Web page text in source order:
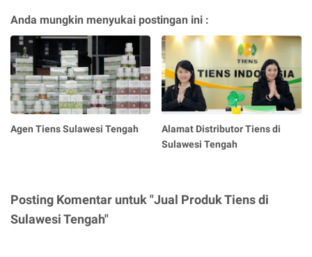
Anda mungkin menyukai postingan ini :
Agen Tiens Sulawesi Tengah
Alamat Distributor Tiens di
Sulawesi Tengah
Posting Komentar untuk "Jual Produk Tiens di
Sulawesi Tengah"